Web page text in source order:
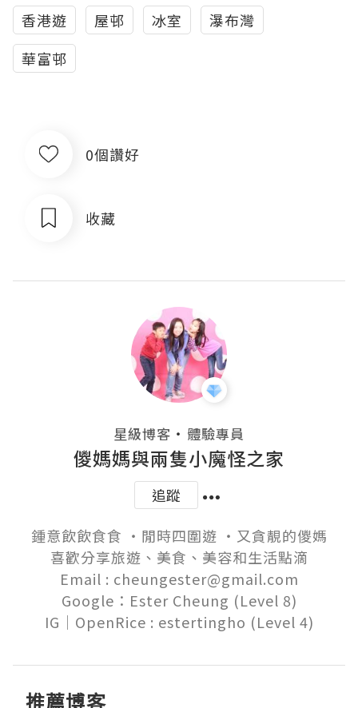
香港遊
屋邨 冰室
瀑布灣
華富邨
0個讚好
收藏
星級博客 ・ 體驗專員
儍媽媽與兩隻小魔怪之家
追蹤
鍾意飲飲食食 ‧閒時四圍遊 ‧又貪靚的儍媽
喜歡分享旅遊、美食、美容和生活點滴
Email : cheungester@gmail.com
Google：Ester Cheung (Level 8)
推薦博客